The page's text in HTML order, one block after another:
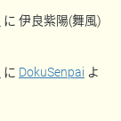
に 伊良紫陽(舞風)
に DokuSenpai よ